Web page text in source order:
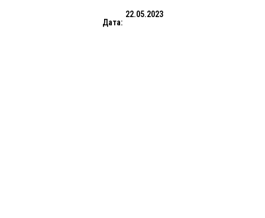
Дата:
22.05.2023